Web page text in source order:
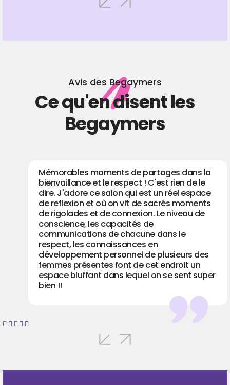
Avis des Begaymers
Ce qu'en disent les
Begaymers
Une application au top 👌 du jamais vu
auparavant il y a une vraie interaction dans
un salon virtuel où tout le monde peut
échanger ou débattre sur des sujets divers
et variés et surtout de vraies personnes qui
gèrent et qui permettent de jolies rencontres
amoureuses ou amicales…
Vous ne désirez plus terminer vos soirées
seule ou vous désirez rencontrer l’Amour
c’est ici 👈 qu’il faut être 😉